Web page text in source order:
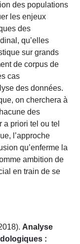
des populations
les enjeux
des
qu’elles
sur grands
de corpus de
cas
des données.
on cherchera à
des
priori tel ou tel
l’approche
qu’enferme la
ambition de
en train de se
Analyse
: